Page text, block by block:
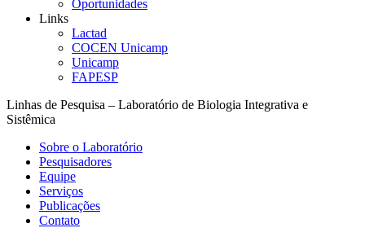
Oportunidades
Links
Lactad
COCEN Unicamp
Unicamp
FAPESP
Linhas de Pesquisa – Laboratório de Biologia Integrativa e
Sistêmica
Sobre o Laboratório
Pesquisadores
Equipe
Serviços
Publicações
Contato